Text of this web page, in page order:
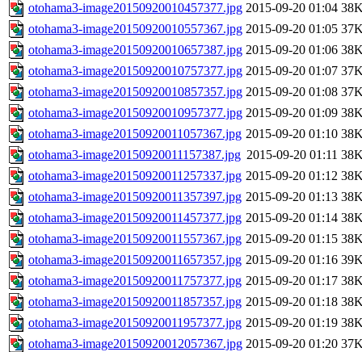
otohama3-image20150920010457377.jpg 2015-09-20 01:04
otohama3-image20150920010557367.jpg 2015-09-20 01:05
otohama3-image20150920010657387.jpg 2015-09-20 01:06
otohama3-image20150920010757377.jpg 2015-09-20 01:07
otohama3-image20150920010857357.jpg 2015-09-20 01:08
otohama3-image20150920010957377.jpg 2015-09-20 01:09
otohama3-image20150920011057367.jpg 2015-09-20 01:10
otohama3-image20150920011157387.jpg 2015-09-20 01:11
otohama3-image20150920011257337.jpg 2015-09-20 01:12
otohama3-image20150920011357397.jpg 2015-09-20 01:13
otohama3-image20150920011457377.jpg 2015-09-20 01:14
otohama3-image20150920011557367.jpg 2015-09-20 01:15
otohama3-image20150920011657357.jpg 2015-09-20 01:16
otohama3-image20150920011757377.jpg 2015-09-20 01:17
otohama3-image20150920011857357.jpg 2015-09-20 01:18
otohama3-image20150920011957377.jpg 2015-09-20 01:19
otohama3-image20150920012057367.jpg 2015-09-20 01:20